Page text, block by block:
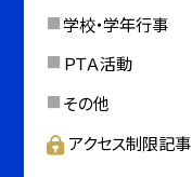
学校・学年行事
ＰＴＡ活動
その他
アクセス制限記事